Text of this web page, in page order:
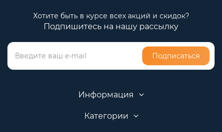
Хотите быть в курсе всех акций и скидок?
Подпишитесь на нашу рассылку
Подписаться
Информация
Категории